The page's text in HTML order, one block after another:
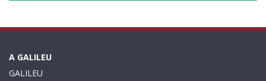
A GALILEU
GALILEU